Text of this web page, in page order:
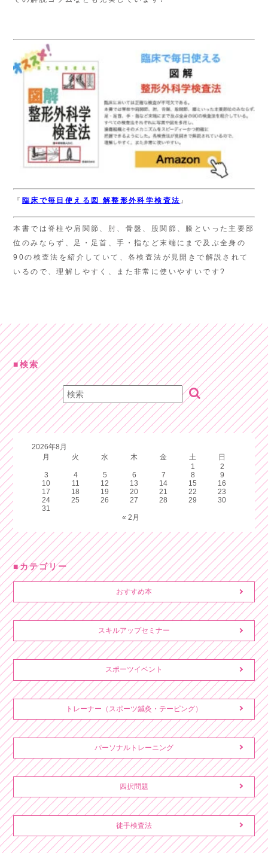
『 臨床で毎日使える 図 解整形外科学検査法 』
本書では脊柱や肩関節、肘、骨盤、股関節、膝といった主要部
位のみならず、足・足首、手・指など末端にまで及ぶ全身の
90の検査法を紹介していて、各検査法が見開きで解説されて
いるので、理解しやすく、また非常に使いやすいです?
検索
2026年8月
月
火 水 木 金 土
日
1
2
3
4 5 6 7 8
9
10
11 12 13 14 15
16
17
18 19 20 21 22
23
24
25 26 27 28 29
30
31
« 2月
カテゴリー
おすすめ本
スキルアップセミナー
スポーツイベント
トレーナー（スポーツ鍼灸・テーピング）
パーソナルトレーニング
四択問題
徒手検査法